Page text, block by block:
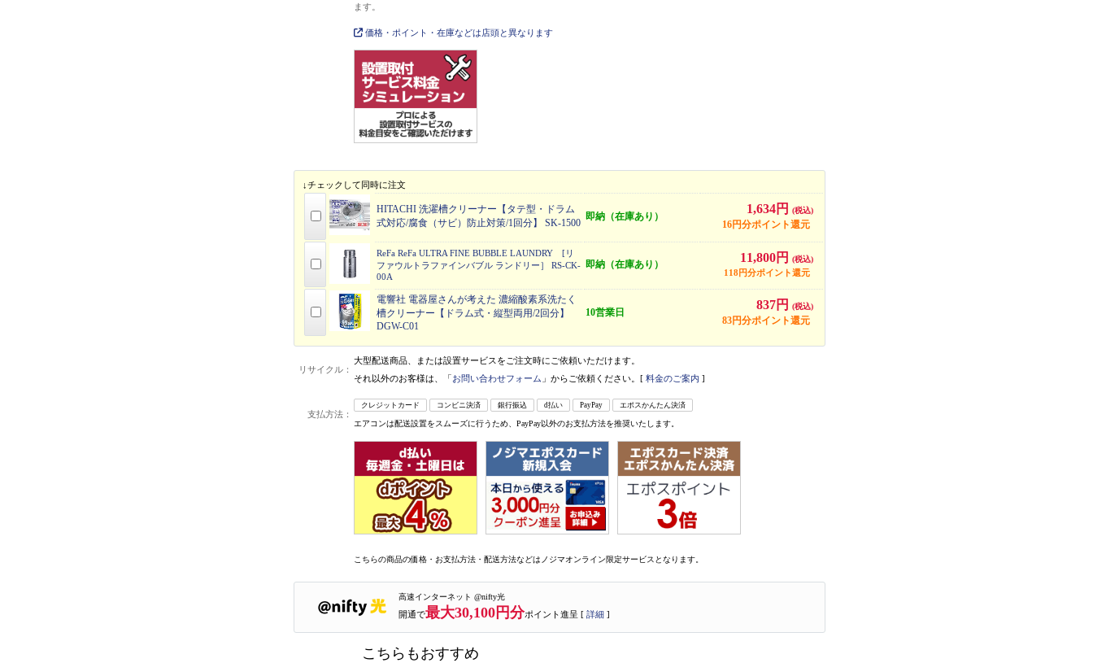
ます。
価格・ポイント・在庫などは店頭と異なります
↓チェックして同時に注文
HITACHI 洗濯槽クリーナー【タテ型・ドラム
式対応/腐食（サビ）防止対策/1回分】 SK-1500
即納（在庫あり）
1,634円 (税込)
16円分ポイント還元
ReFa ReFa ULTRA FINE BUBBLE LAUNDRY [リ
ファウルトラファインバブル ランドリー］ RS-CK-
00A
即納（在庫あり） 11,800円 (税込)
118円分ポイント還元
電響社 電器屋さんが考えた 濃縮酸素系洗たく
槽クリーナー【ドラム式・縦型両用/2回分】
DGW-C01
10営業日
837円 (税込)
83円分ポイント還元
リサイクル：
大型配送商品、または設置サービスをご注文時にご依頼いただけます。
それ以外のお客様は、「お問い合わせフォーム 」からご依頼ください。[ 料金のご案内 ]
支払方法：
クレジットカード コンビニ決済 銀行振込 d払い PayPay エポスかんたん決済
エアコンは配送設置をスムーズに行うため、PayPay以外のお支払方法を推奨いたします。
こちらの商品の価格・お支払方法・配送方法などはノジマオンライン限定サービスとなります。
高速インターネット @nifty光
開通で最大30,100円分ポイント進呈 [ 詳細 ]
こちらもおすすめ